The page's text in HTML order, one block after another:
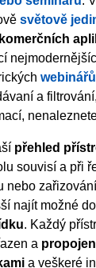
světově
komerčních
webinářů
a
přehled
souvisí a při
nebo
najít možné
. Každý
a
a veškeré